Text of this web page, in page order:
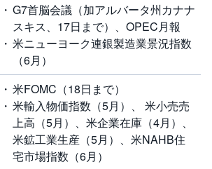
G7首脳会議（加アルバータ州カナナ
スキス、17日まで）、OPEC月報
米ニューヨーク連銀製造業景況指数
（6月）
米FOMC（18日まで）
米輸入物価指数（5月）、 米小売売
上高（5月）、米企業在庫（4月）、
米鉱工業生産（5月）、米NAHB住
宅市場指数（6月）